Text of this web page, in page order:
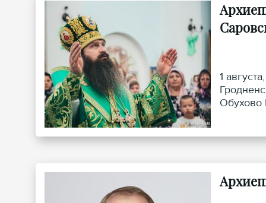
1
Обухово